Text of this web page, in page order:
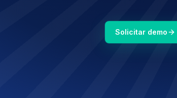
Solicitar demo